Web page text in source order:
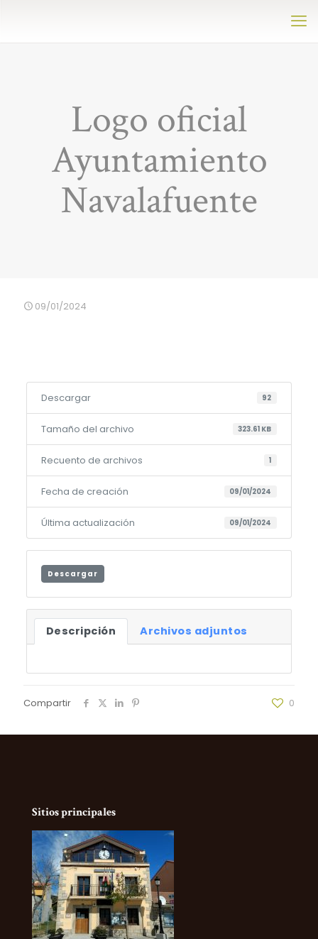
Logo oficial
Ayuntamiento
Navalafuente
09/01/2024
Descargar 92
Tamaño del archivo 323.61 KB
Recuento de archivos 1
Fecha de creación 09/01/2024
Última actualización 09/01/2024
Descargar
Descripción Archivos adjuntos
Compartir 0
Sitios principales